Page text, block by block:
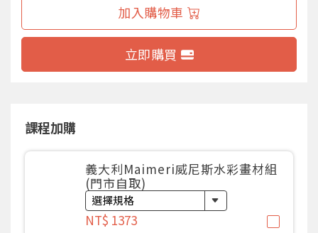
加入購物車
立即購買
課程加購
義大利Maimeri威尼斯水彩畫材組
(門市自取)
NT$ 1373